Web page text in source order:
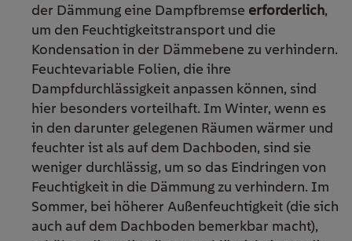
der Dämmung eine Dampfbremse erforderlich,
um den Feuchtigkeitstransport und die
Kondensation in der Dämmebene zu verhindern.
Feuchtevariable Folien, die ihre
Dampfdurchlässigkeit anpassen können, sind
hier besonders vorteilhaft. Im Winter, wenn es
in den darunter gelegenen Räumen wärmer und
feuchter ist als auf dem Dachboden, sind sie
weniger durchlässig, um so das Eindringen von
Feuchtigkeit in die Dämmung zu verhindern. Im
Sommer, bei höherer Außenfeuchtigkeit (die sich
auch auf dem Dachboden bemerkbar macht),